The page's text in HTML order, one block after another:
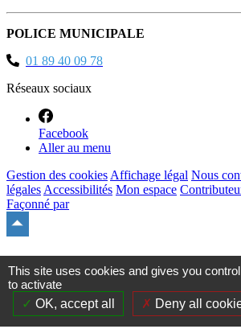
POLICE MUNICIPALE
01 89 40 09 78
Réseaux sociaux
Facebook
Aller au menu
Gestion des cookies Affichage légal Nous
légales Accessibilités Mon espace
Façonné par
site
This site uses cookies and gives you
to activate
OK, accept all
Deny all